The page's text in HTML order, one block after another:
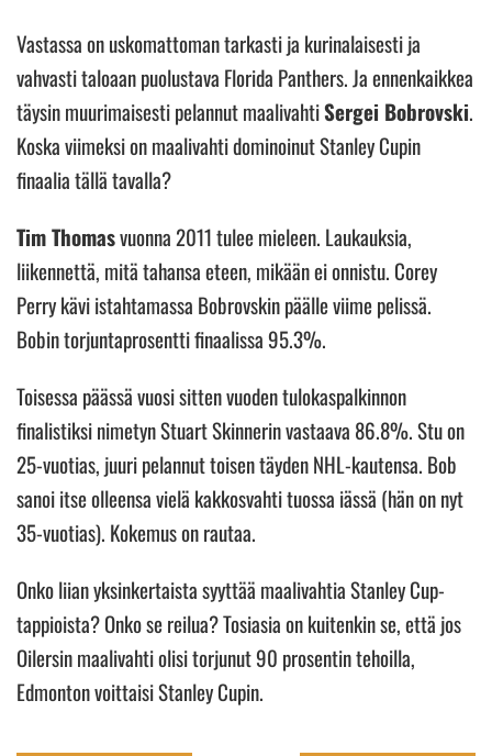
Vastassa on uskomattoman tarkasti ja kurinalaisesti ja
vahvasti taloaan puolustava Florida Panthers. Ja ennenkaikkea
täysin muurimaisesti pelannut maalivahtiSergei Bobrovski.
Koska viimeksi on maalivahti dominoinut Stanley Cupin
finaalia tällä tavalla?
Tim Thomasvuonna 2011 tulee mieleen. Laukauksia,
liikennettä, mitä tahansa eteen, mikään ei onnistu. Corey
Perry kävi istahtamassa Bobrovskin päälle viime pelissä.
Bobin torjuntaprosentti finaalissa 95.3%.
Toisessa päässä vuosi sitten vuoden tulokaspalkinnon
finalistiksi nimetyn Stuart Skinnerin vastaava 86.8%. Stu on
25-vuotias, juuri pelannut toisen täyden NHL-kautensa. Bob
sanoi itse olleensa vielä kakkosvahti tuossa iässä (hän on nyt
35-vuotias). Kokemus on rautaa.
Onko liian yksinkertaista syyttää maalivahtia Stanley Cup-
tappioista? Onko se reilua? Tosiasia on kuitenkin se, että jos
Oilersin maalivahti olisi torjunut 90 prosentin tehoilla,
Edmonton voittaisi Stanley Cupin.